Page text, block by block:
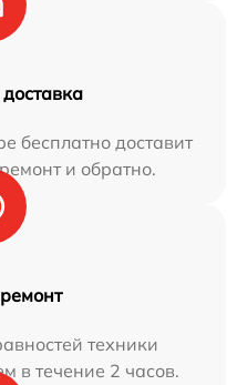
бесплатно доставит
и обратно.
техники
в течение 2 часов.